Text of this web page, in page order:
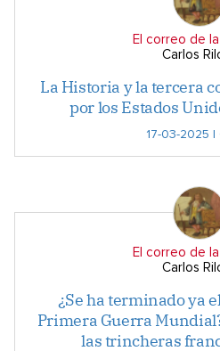
El correo de
Carlos
La Historia y la tercera
por los Estados
17-03-2025 |
El correo de
Carlos
¿Se ha terminado ya
Primera Guerra
las trincheras